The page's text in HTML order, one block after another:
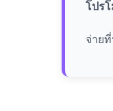
โปร
จ่าย